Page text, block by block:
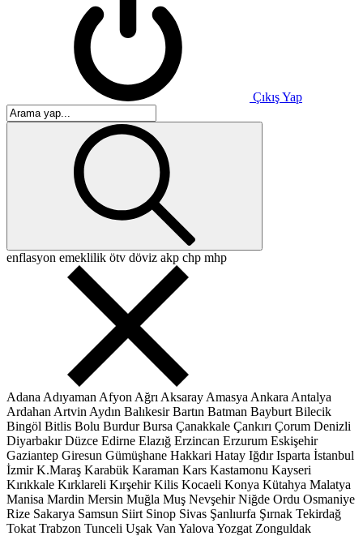
Çıkış Yap
enflasyon emeklilik ötv döviz akp chp mhp
Adana Adıyaman Afyon Ağrı Aksaray Amasya Ankara Antalya
Ardahan Artvin Aydın Balıkesir Bartın Batman Bayburt Bilecik
Bingöl Bitlis Bolu Burdur Bursa Çanakkale Çankırı Çorum Denizli
Diyarbakır Düzce Edirne Elazığ Erzincan Erzurum Eskişehir
Gaziantep Giresun Gümüşhane Hakkari Hatay Iğdır Isparta İstanbul
İzmir K.Maraş Karabük Karaman Kars Kastamonu Kayseri
Kırıkkale Kırklareli Kırşehir Kilis Kocaeli Konya Kütahya Malatya
Manisa Mardin Mersin Muğla Muş Nevşehir Niğde Ordu Osmaniye
Rize Sakarya Samsun Siirt Sinop Sivas Şanlıurfa Şırnak Tekirdağ
Tokat Trabzon Tunceli Uşak Van Yalova Yozgat Zonguldak